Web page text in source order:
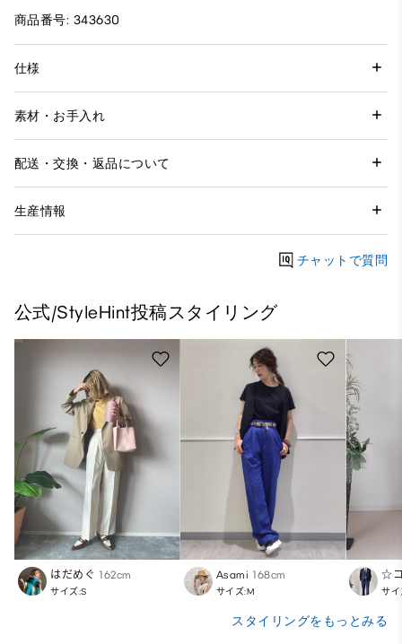
商品番号: 343630
仕様
素材・お手入れ
配送・交換・返品について
生産情報
チャットで質問
公式/StyleHint投稿スタイリング
はだめぐ 162cm
サイズ:S
Asami 168cm
サイズ:M サ
スタイリングをもっとみる